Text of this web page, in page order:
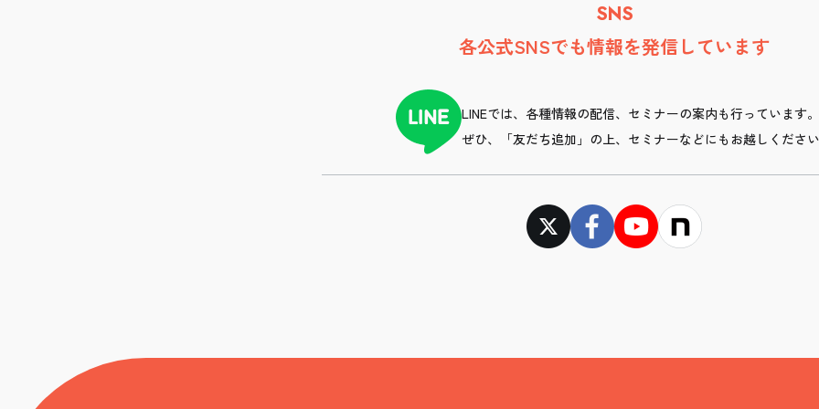
SNS
各公式SNSでも情報を発信しています
LINEでは、各種情報の配信、セミナーの案内も行っています。
ぜひ、「友だち追加」の上、セミナーなどにもお越しくださ